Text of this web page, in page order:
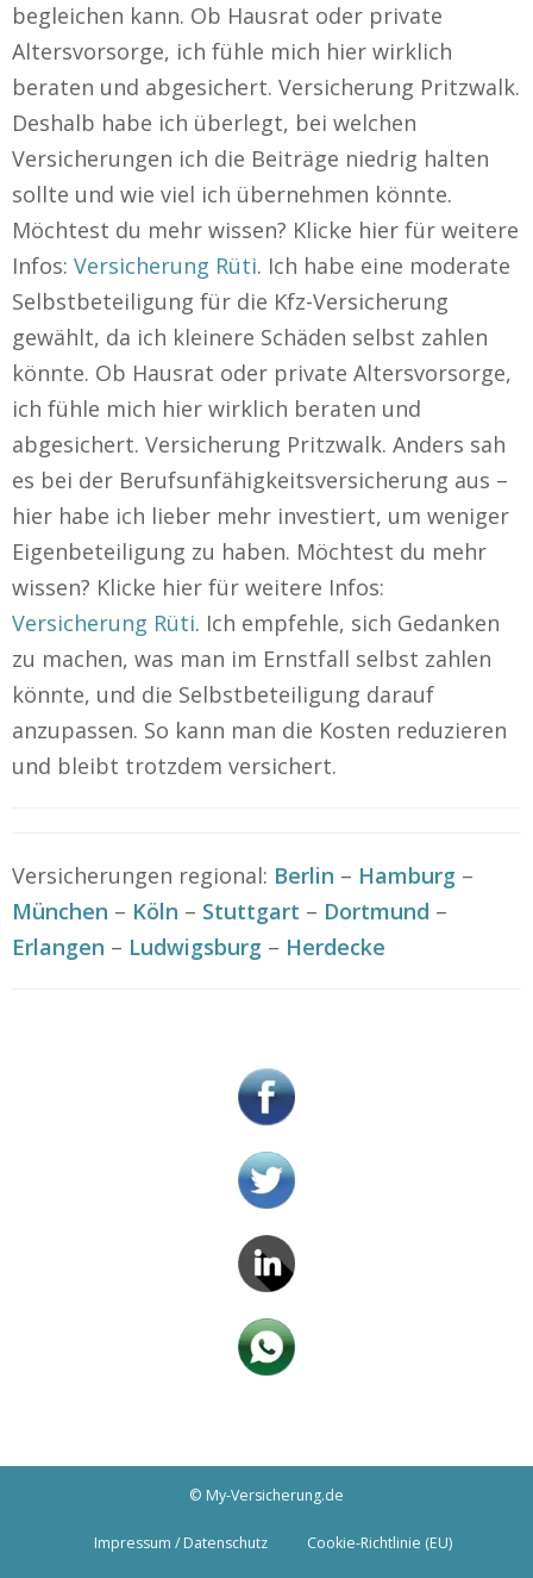
begleichen kann. Ob Hausrat oder private
Altersvorsorge, ich fühle mich hier wirklich
beraten und abgesichert. Versicherung Pritzwalk.
Deshalb habe ich überlegt, bei welchen
Versicherungen ich die Beiträge niedrig halten
sollte und wie viel ich übernehmen könnte.
Möchtest du mehr wissen? Klicke hier für weitere
Infos: Versicherung Rüti. Ich habe eine moderate
Selbstbeteiligung für die Kfz-Versicherung
gewählt, da ich kleinere Schäden selbst zahlen
könnte. Ob Hausrat oder private Altersvorsorge,
ich fühle mich hier wirklich beraten und
abgesichert. Versicherung Pritzwalk. Anders sah
es bei der Berufsunfähigkeitsversicherung aus –
hier habe ich lieber mehr investiert, um weniger
Eigenbeteiligung zu haben. Möchtest du mehr
wissen? Klicke hier für weitere Infos:
Versicherung Rüti. Ich empfehle, sich Gedanken
zu machen, was man im Ernstfall selbst zahlen
könnte, und die Selbstbeteiligung darauf
anzupassen. So kann man die Kosten reduzieren
und bleibt trotzdem versichert.
Versicherungen regional: Berlin – Hamburg –
München – Köln – Stuttgart – Dortmund –
Erlangen – Ludwigsburg – Herdecke
© My-Versicherung.de
Impressum / Datenschutz Cookie-Richtlinie (EU)